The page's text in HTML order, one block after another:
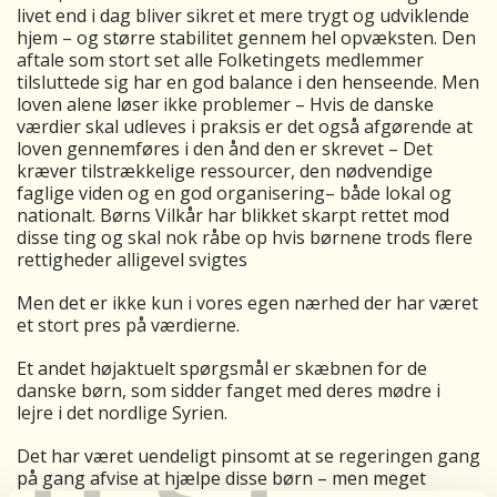
livet end i dag bliver sikret et mere trygt og udviklende
hjem – og større stabilitet gennem hel opvæksten. Den
aftale som stort set alle Folketingets medlemmer
tilsluttede sig har en god balance i den henseende. Men
loven alene løser ikke problemer – Hvis de danske
værdier skal udleves i praksis er det også afgørende at
loven gennemføres i den ånd den er skrevet – Det
kræver tilstrækkelige ressourcer, den nødvendige
faglige viden og en god organisering– både lokal og
nationalt. Børns Vilkår har blikket skarpt rettet mod
disse ting og skal nok råbe op hvis børnene trods flere
rettigheder alligevel svigtes
Men det er ikke kun i vores egen nærhed der har været
et stort pres på værdierne.
Et andet højaktuelt spørgsmål er skæbnen for de
danske børn, som sidder fanget med deres mødre i
lejre i det nordlige Syrien.
Det har været uendeligt pinsomt at se regeringen gang
på gang afvise at hjælpe disse børn – men meget